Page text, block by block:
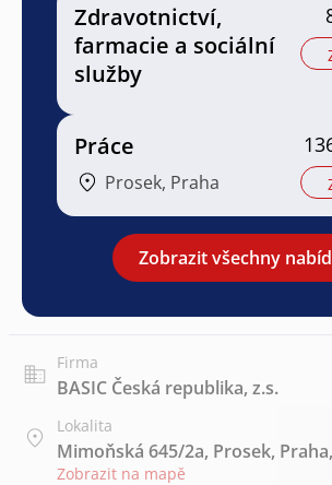
Zdravotnictví,
farmacie a sociální
služby
Práce
Prosek, Praha
Zobrazit všechny
Firma
BASIC Česká republika, z.s.
Lokalita
Mimoňská 645/2a, Prosek,
Zobrazit na mapě